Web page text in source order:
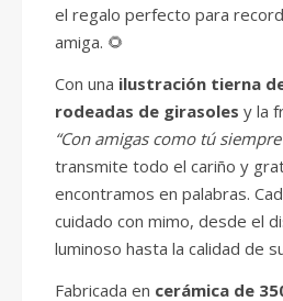
el regalo perfecto para
amiga. 🌻
Con una ilustración tierna
rodeadas de girasoles y la
“Con amigas como tú
transmite todo el cariño y
encontramos en palabras.
cuidado con mimo, desde el
luminoso hasta la calidad de
Fabricada en cerámica de